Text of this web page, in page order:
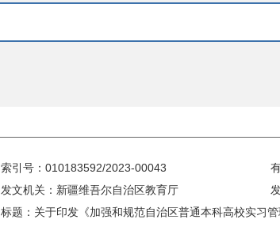
索引号：010183592/2023-00043
发文机关：新疆维吾尔自治区教育厅
标题：关于印发《加强和规范自治区普通本科高校实习